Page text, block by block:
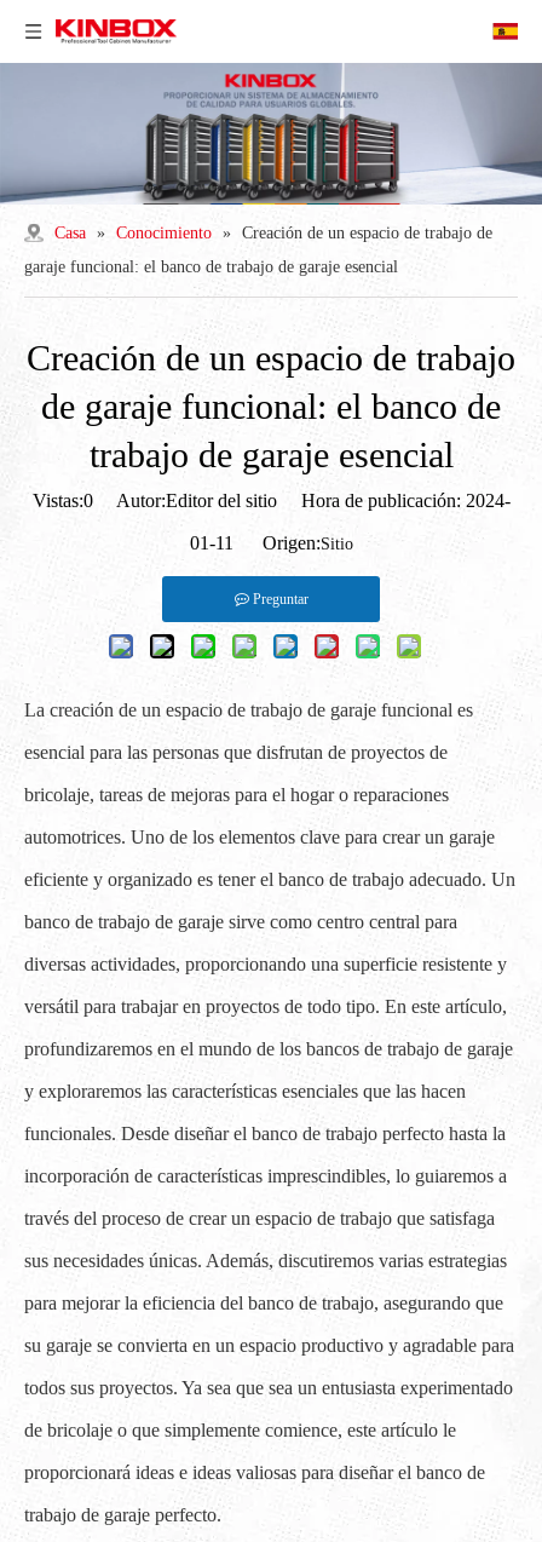
Casa » Conocimiento » Creación de un espacio de trabajo de
garaje funcional: el banco de trabajo de garaje esencial
Creación de un espacio de trabajo
de garaje funcional: el banco de
trabajo de garaje esencial
Vistas:0Autor:Editor del sitio Hora de publicación: 2024-
01-11 Origen:Sitio
Preguntar
La creación de un espacio de trabajo de garaje funcional es
esencial para las personas que disfrutan de proyectos de
bricolaje, tareas de mejoras para el hogar o reparaciones
automotrices. Uno de los elementos clave para crear un garaje
eficiente y organizado es tener el banco de trabajo adecuado. Un
banco de trabajo de garaje sirve como centro central para
diversas actividades, proporcionando una superficie resistente y
versátil para trabajar en proyectos de todo tipo. En este artículo,
profundizaremos en el mundo de los bancos de trabajo de garaje
y exploraremos las características esenciales que las hacen
funcionales. Desde diseñar el banco de trabajo perfecto hasta la
incorporación de características imprescindibles, lo guiaremos a
través del proceso de crear un espacio de trabajo que satisfaga
sus necesidades únicas. Además, discutiremos varias estrategias
para mejorar la eficiencia del banco de trabajo, asegurando que
su garaje se convierta en un espacio productivo y agradable para
todos sus proyectos. Ya sea que sea un entusiasta experimentado
de bricolaje o que simplemente comience, este artículo le
proporcionará ideas e ideas valiosas para diseñar el banco de
trabajo de garaje perfecto.